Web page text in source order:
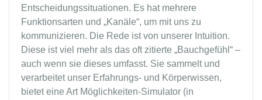
Entscheidungssituationen. Es hat mehrere
Funktionsarten und „Kanäle“, um mit uns zu
kommunizieren. Die Rede ist von unserer Intuition.
Diese ist viel mehr als das oft zitierte „Bauchgefühl“ –
auch wenn sie dieses umfasst. Sie sammelt und
verarbeitet unser Erfahrungs- und Körperwissen,
bietet eine Art Möglichkeiten-Simulator (in